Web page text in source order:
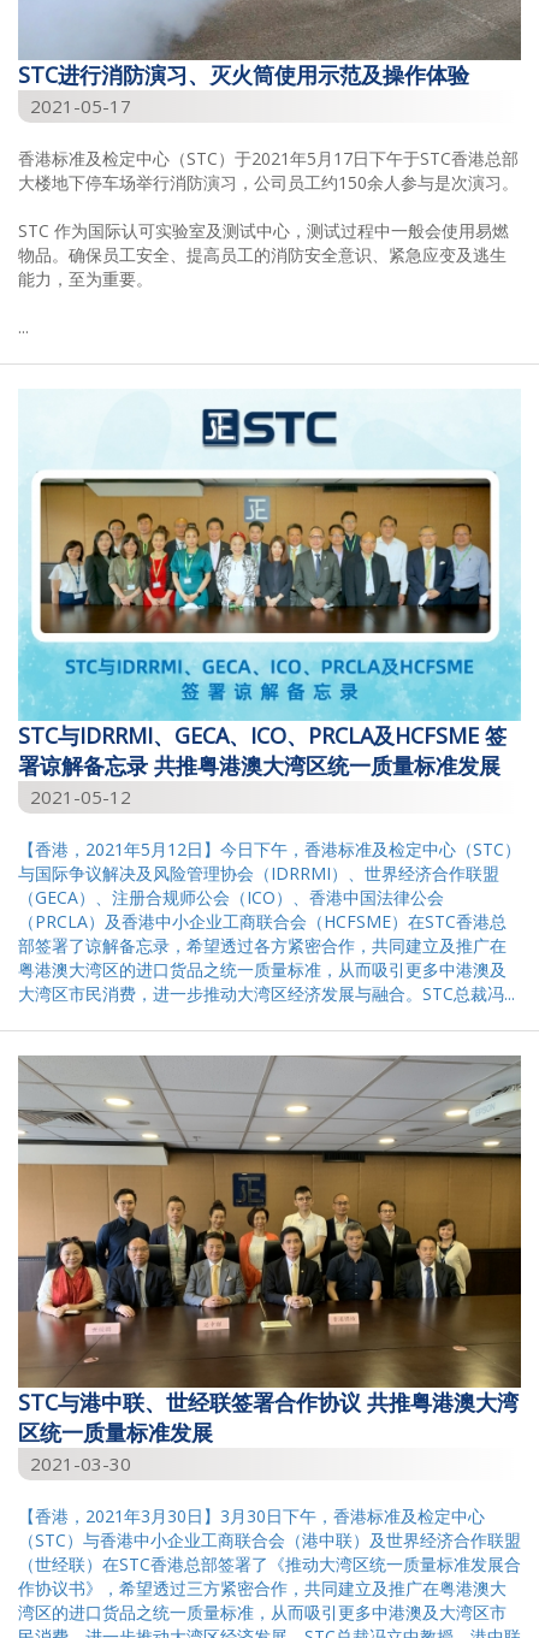
STC进行消防演习、灭火筒使用示范及操作体验
2021-05-17
香港标准及检定中心（STC）于2021年5月17日下午于STC香港总部
大楼地下停车场举行消防演习，公司员工约150余人参与是次演习。
STC 作为国际认可实验室及测试中心，测试过程中一般会使用易燃
物品。确保员工安全、提高员工的消防安全意识、紧急应变及逃生
能力，至为重要。
...
STC与IDRRMI、GECA、ICO、PRCLA及HCFSME 签
署谅解备忘录 共推粤港澳大湾区统一质量标准发展
2021-05-12
【香港，2021年5月12日】今日下午，香港标准及检定中心（STC）
与国际争议解决及风险管理协会（IDRRMI）、世界经济合作联盟
（GECA）、注册合规师公会（ICO）、香港中国法律公会
（PRCLA）及香港中小企业工商联合会（HCFSME）在STC香港总
部签署了谅解备忘录，希望透过各方紧密合作，共同建立及推广在
粤港澳大湾区的进口货品之统一质量标准，从而吸引更多中港澳及
大湾区市民消费，进一步推动大湾区经济发展与融合。STC总裁冯...
STC与港中联、世经联签署合作协议 共推粤港澳大湾
区统一质量标准发展
2021-03-30
【香港，2021年3月30日】3月30日下午，香港标准及检定中心
（STC）与香港中小企业工商联合会（港中联）及世界经济合作联盟
（世经联）在STC香港总部签署了《推动大湾区统一质量标准发展合
作协议书》，希望透过三方紧密合作，共同建立及推广在粤港澳大
湾区的进口货品之统一质量标准，从而吸引更多中港澳及大湾区市